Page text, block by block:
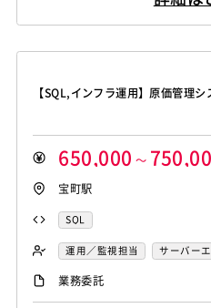
【SQL,インフラ運用】原価管理
650,000 ～
宝町駅
SQL
運用／監視担当 サーバー
業務委託